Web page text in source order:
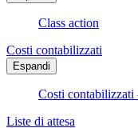
Class action
Costi contabilizzati
Espandi
Costi contabilizzati
Liste di attesa